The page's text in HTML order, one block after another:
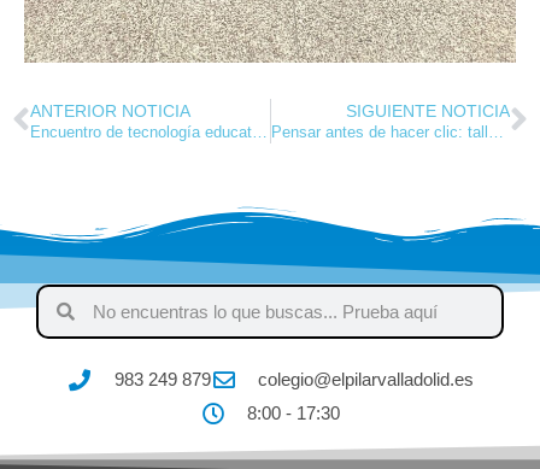
ANTERIOR NOTICIA
Encuentro de tecnología educativa de Colegios Marianistas: reflexión y futuro en el aula
SIGUIENTE NOTICIA
Pensar antes de hacer clic: talleres de salud digital en Secundaria
983 249 879
colegio@elpilarvalladolid.es
8:00 - 17:30